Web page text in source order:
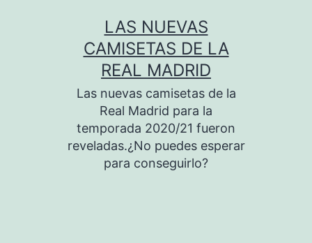
LAS NUEVAS
CAMISETAS DE LA
REAL MADRID
Las nuevas camisetas de la
Real Madrid para la
temporada 2020/21 fueron
reveladas.¿No puedes esperar
para conseguirlo?